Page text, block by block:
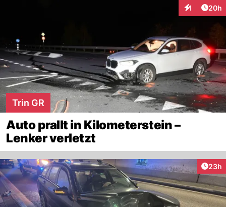
1
Interaktionen
20h
Trin GR
Auto prallt in Kilometerstein –
Lenker verletzt
23h